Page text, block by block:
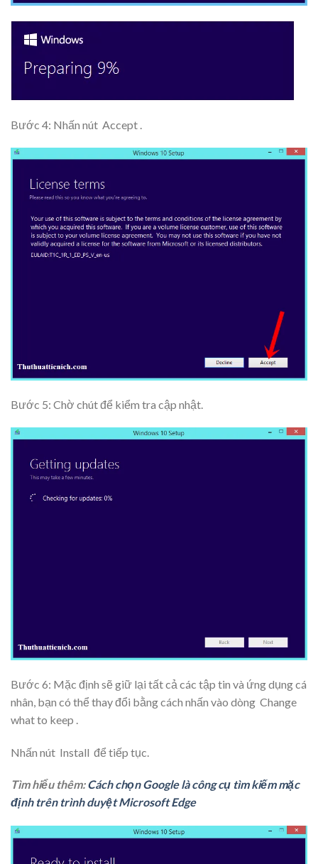
Bước 4: Nhấn nút Accept
Bước 5: Chờ chút để kiểm tra cập nhật.
Bước 6: Mặc định sẽ giữ lại tất cả các tập tin và ứng dụng cá
nhân, bạn có thể thay đổi bằng cách nhấn vào dòng Change
what to keep .
Nhấn nút Install để tiếp tục.
Tìm hiểu thêm:Cách chọn Google là công cụ tìm kiếm mặc
định trên trình duyệt Microsoft Edge